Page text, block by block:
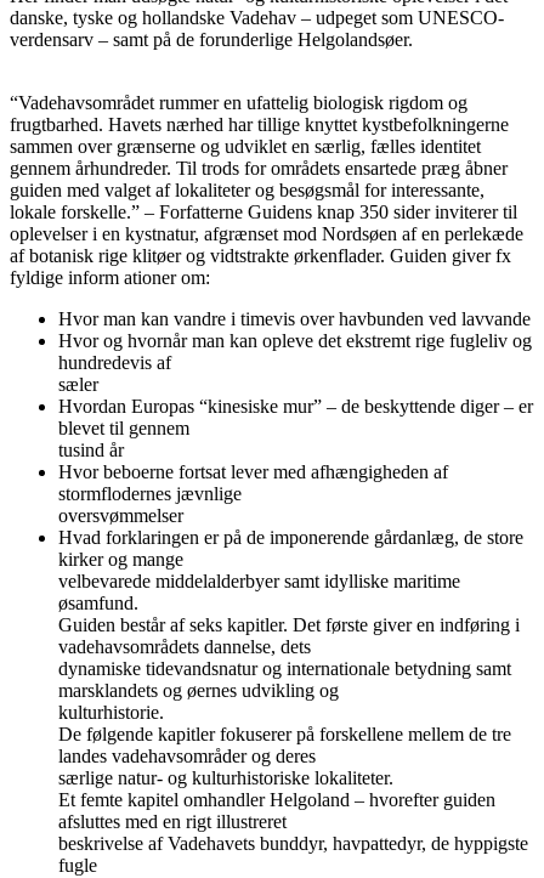
danske, tyske og hollandske Vadehav – udpeget som UNESCO-
verdensarv – samt på de forunderlige Helgolandsøer.
“Vadehavsområdet rummer en ufattelig biologisk rigdom og
frugtbarhed. Havets nærhed har tillige knyttet kystbefolkningerne
sammen over grænserne og udviklet en særlig, fælles identitet
gennem århundreder. Til trods for områdets ensartede præg åbner
guiden med valget af lokaliteter og besøgsmål for interessante,
lokale forskelle.” – Forfatterne Guidens knap 350 sider inviterer til
oplevelser i en kystnatur, afgrænset mod Nordsøen af en perlekæde
af botanisk rige klitøer og vidtstrakte ørkenflader. Guiden giver fx
fyldige inform ationer om:
Hvor man kan vandre i timevis over havbunden ved lavvande
Hvor og hvornår man kan opleve det ekstremt rige fugleliv og
hundredevis af
sæler
Hvordan Europas “kinesiske mur” – de beskyttende diger – er
blevet til gennem
tusind år
Hvor beboerne fortsat lever med afhængigheden af
stormflodernes jævnlige
oversvømmelser
Hvad forklaringen er på de imponerende gårdanlæg, de store
kirker og mange
velbevarede middelalderbyer samt idylliske maritime
øsamfund.
Guiden består af seks kapitler. Det første giver en indføring i
vadehavsområdets dannelse, dets
dynamiske tidevandsnatur og internationale betydning samt
marsklandets og øernes udvikling og
kulturhistorie.
De følgende kapitler fokuserer på forskellene mellem de tre
landes vadehavsområder og deres
særlige natur- og kulturhistoriske lokaliteter.
Et femte kapitel omhandler Helgoland – hvorefter guiden
afsluttes med en rigt illustreret
beskrivelse af Vadehavets bunddyr, havpattedyr, de hyppigste
fugle